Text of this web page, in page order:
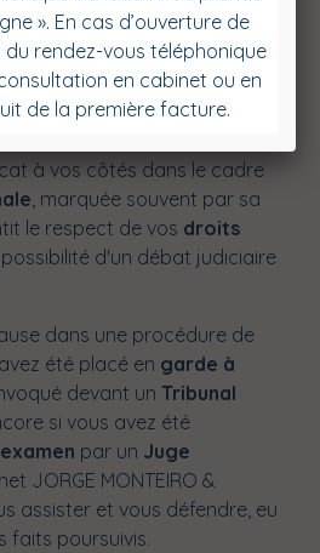
MONTEIRO & ASSOCIES
mis en cause dans le cadre
aux poursuites
de Justice, composition
à vos côtés dans le cadre
, marquée souvent par sa
le respect de vos droits
d'un débat judiciaire
dans une procédure de
été placé en garde à
devant un Tribunal
si vous avez été
par un Juge
JORGE MONTEIRO &
assister et vous défendre, eu
faits poursuivis.